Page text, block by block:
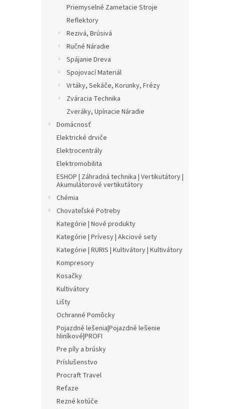
Priemyselné Zametacie Stroje
Reflektory
Rezivá, Brúsivá
Ručné Náradie
Spájanie Dreva
Spojovací Materiál
Vrtáky, Sekáče, Korunky, Frézy
Zváracia Technika
Zveráky, Upínacie Náradie
Domácnosť
Elektrické drviče
Elektrocentrály
Elektromobilita
ESHOP | Záhradná technika | Vertikutátory |
Akumulátorové vertikutátory
Chémia
Chovateľské Potreby
Kategórie | Nové produkty
Kategórie | Prívesy | Akciové sety
Kategórie | RURIS | Kultivátory | Kultivátory
Kompresory
Kosačky
Kultivátory
Lišty
Ochranné Pomôcky
Pojazdné lešenia|Pojazdné lešenie
hliníkové|PROFI
Pre píly a brúsky
Príslušenstvo
Procraft Travel
Reťaze
Rezné kotúče